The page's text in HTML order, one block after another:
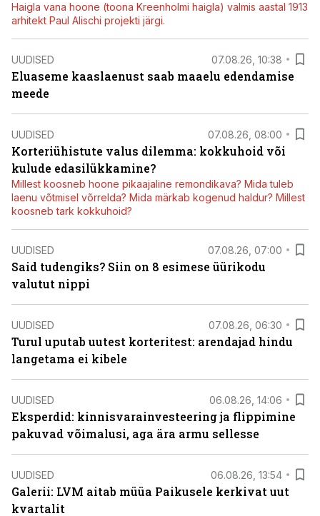
Haigla vana hoone (toona Kreenholmi haigla) valmis aastal 1913
arhitekt Paul Alischi projekti järgi.
UUDISED 07.08.26, 10:38
Eluaseme kaaslaenust saab maaelu edendamise
meede
UUDISED 07.08.26, 08:00
Korteriühistute valus dilemma: kokkuhoid või
kulude edasilükkamine?
Millest koosneb hoone pikaajaline remondikava? Mida tuleb
laenu võtmisel võrrelda? Mida märkab kogenud haldur? Millest
koosneb tark kokkuhoid?
UUDISED 07.08.26, 07:00
Said tudengiks? Siin on 8 esimese üürikodu
valutut nippi
UUDISED 07.08.26, 06:30
Turul uputab uutest korteritest: arendajad hindu
langetama ei kibele
UUDISED 06.08.26, 14:06
Eksperdid: kinnisvarainvesteering ja flippimine
pakuvad võimalusi, aga ära armu sellesse
UUDISED 06.08.26, 13:54
Galerii: LVM aitab müüa Paikusele kerkivat uut
kvartalit